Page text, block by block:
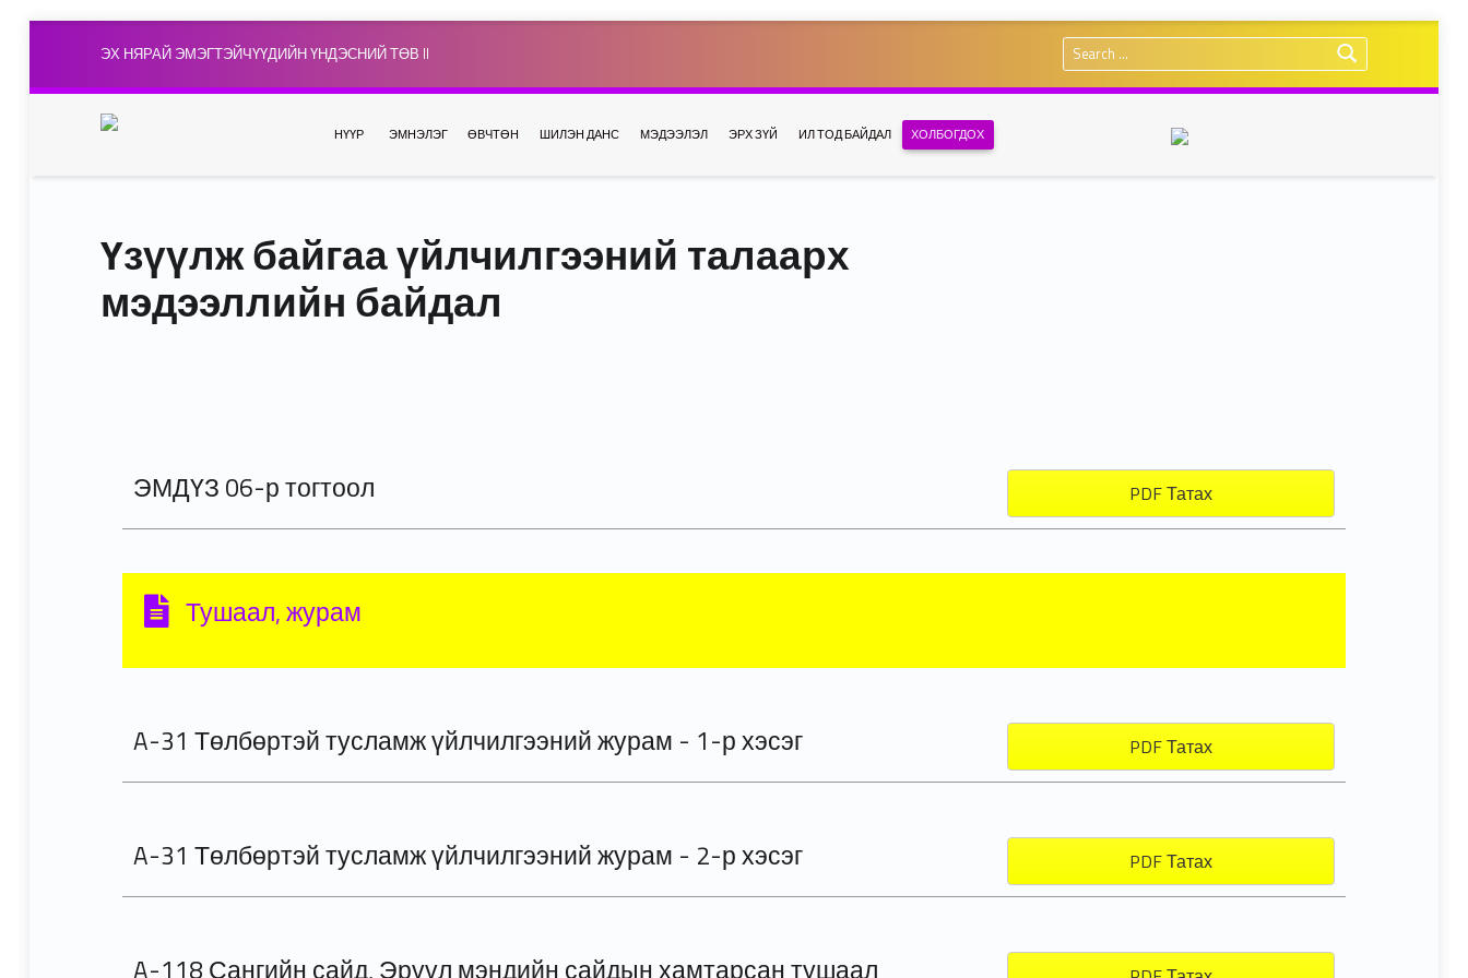
ЭХ НЯРАЙ ЭМЭГТЭЙЧҮҮДИЙН ҮНДЭСНИЙ ТӨВ II
Search for:
НҮҮР ЭМНЭЛЭГ ӨВЧТӨН ШИЛЭН ДАНС МЭДЭЭЛЭЛ ЭРХ ЗҮЙ ИЛ ТОД БАЙДАЛ ХОЛБОГДОХ
Үзүүлж байгаа үйлчилгээний талаарх
мэдээллийн байдал
ЭМДҮЗ 06-р тогтоол PDF Татах
Тушаал, журам
A-31 Төлбөртэй тусламж үйлчилгээний журам - 1-р хэсэг PDF Татах
A-31 Төлбөртэй тусламж үйлчилгээний журам - 2-р хэсэг PDF Татах
A-118 Сангийн сайд, Эрүүл мэндийн сайдын хамтарсан тушаал